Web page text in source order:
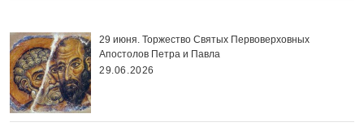
29 июня. Торжество Святых Первоверховных
Апостолов Петра и Павла
29.06.2026